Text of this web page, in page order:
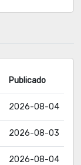
Publicado
2026-08-04
2026-08-03
2026-08-04